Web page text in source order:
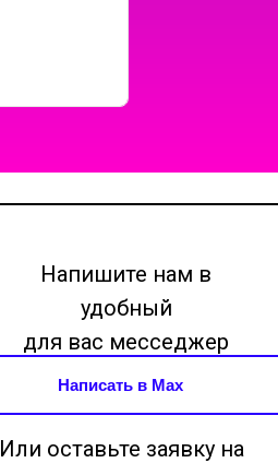
Напишите нам в
удобный
для вас месседжер
Написать в Max
Или оставьте заявку на